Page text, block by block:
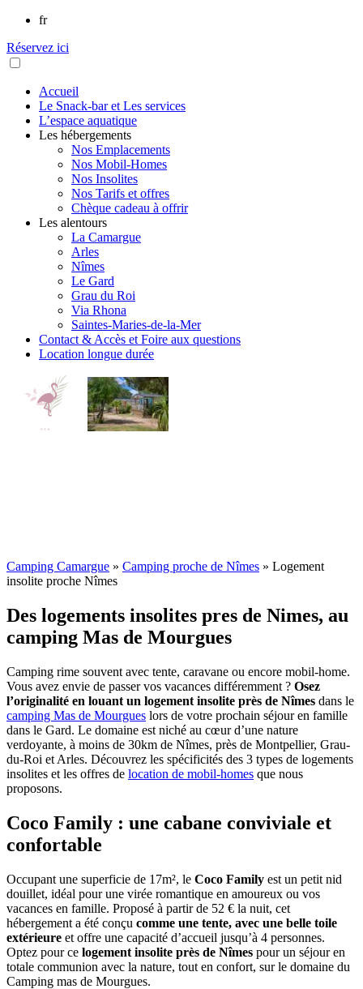
fr
Réservez ici
Accueil
Le Snack-bar et Les services
L’espace aquatique
Les hébergements
Nos Emplacements
Nos Mobil-Homes
Nos Insolites
Nos Tarifs et offres
Chèque cadeau à offrir
Les alentours
La Camargue
Arles
Nîmes
Le Gard
Grau du Roi
Via Rhona
Saintes-Maries-de-la-Mer
Contact & Accès et Foire aux questions
Location longue durée
Camping Camargue » Camping proche de Nîmes » Logement
insolite proche Nîmes
Des logements insolites pres de Nimes, au
camping Mas de Mourgues
Camping rime souvent avec tente, caravane ou encore mobil-home.
Vous avez envie de passer vos vacances différemment ? Osez
l’originalité en louant un logement insolite près de Nîmes dans le
camping Mas de Mourgues lors de votre prochain séjour en famille
dans le Gard. Le domaine est niché au cœur d’une nature
verdoyante, à moins de 30km de Nîmes, près de Montpellier, Grau-
du-Roi et Arles. Découvrez les spécificités des 3 types de logements
insolites et les offres de location de mobil-homes que nous
proposons.
Coco Family : une cabane conviviale et
confortable
Occupant une superficie de 17m², le Coco Family est un petit nid
douillet, idéal pour une virée romantique en amoureux ou vos
vacances en famille. Proposé à partir de 52 € la nuit, cet
hébergement a été conçu comme une tente, avec une belle toile
extérieure et offre une capacité d’accueil jusqu’à 4 personnes.
Optez pour ce logement insolite près de Nîmes pour un séjour en
totale communion avec la nature, tout en confort, sur le domaine du
Camping mas de Mourgues.